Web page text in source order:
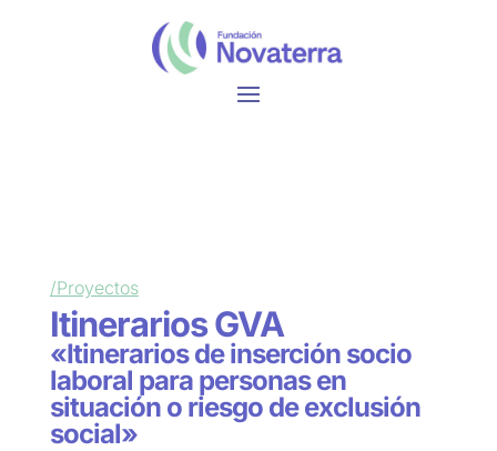
/Proyectos
Itinerarios GVA
«Itinerarios de inserción socio
laboral para personas en
situación o riesgo de exclusión
social»